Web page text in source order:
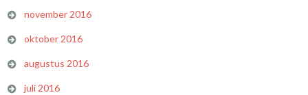
november 2016
oktober 2016
augustus 2016
juli 2016